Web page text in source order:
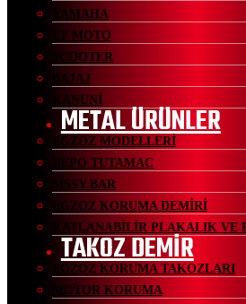
YAMAHA
CF MOTO
SCOOTER
BAJAJ
KANUNİ
METAL ÜRÜNLER
EGZOZ MODELLERİ
DEPO TUTAMAC
SİSSY BAR
EGZOZ KORUMA DEMİRİ
KATLANABİLİR PLAKALIK VE
TAKOZ DEMİR
EGZOZ KORUMA TAKOZLARI
MOTOR KORUMA